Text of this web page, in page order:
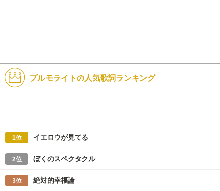
プルモライトの人気歌詞ランキング
1位 イエロウが見てる
2位 ぼくのスペクタクル
3位 絶対的幸福論